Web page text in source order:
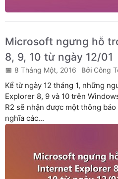
Microsoft ngưng hỗ
8, 9, 10 từ ngày 12/01
8 Tháng Một, 2016 Công
Kể từ ngày 12 tháng 1, những
Explorer 8, 9 và 10 trên
R2 sẽ nhận được một thông
nghĩa các...